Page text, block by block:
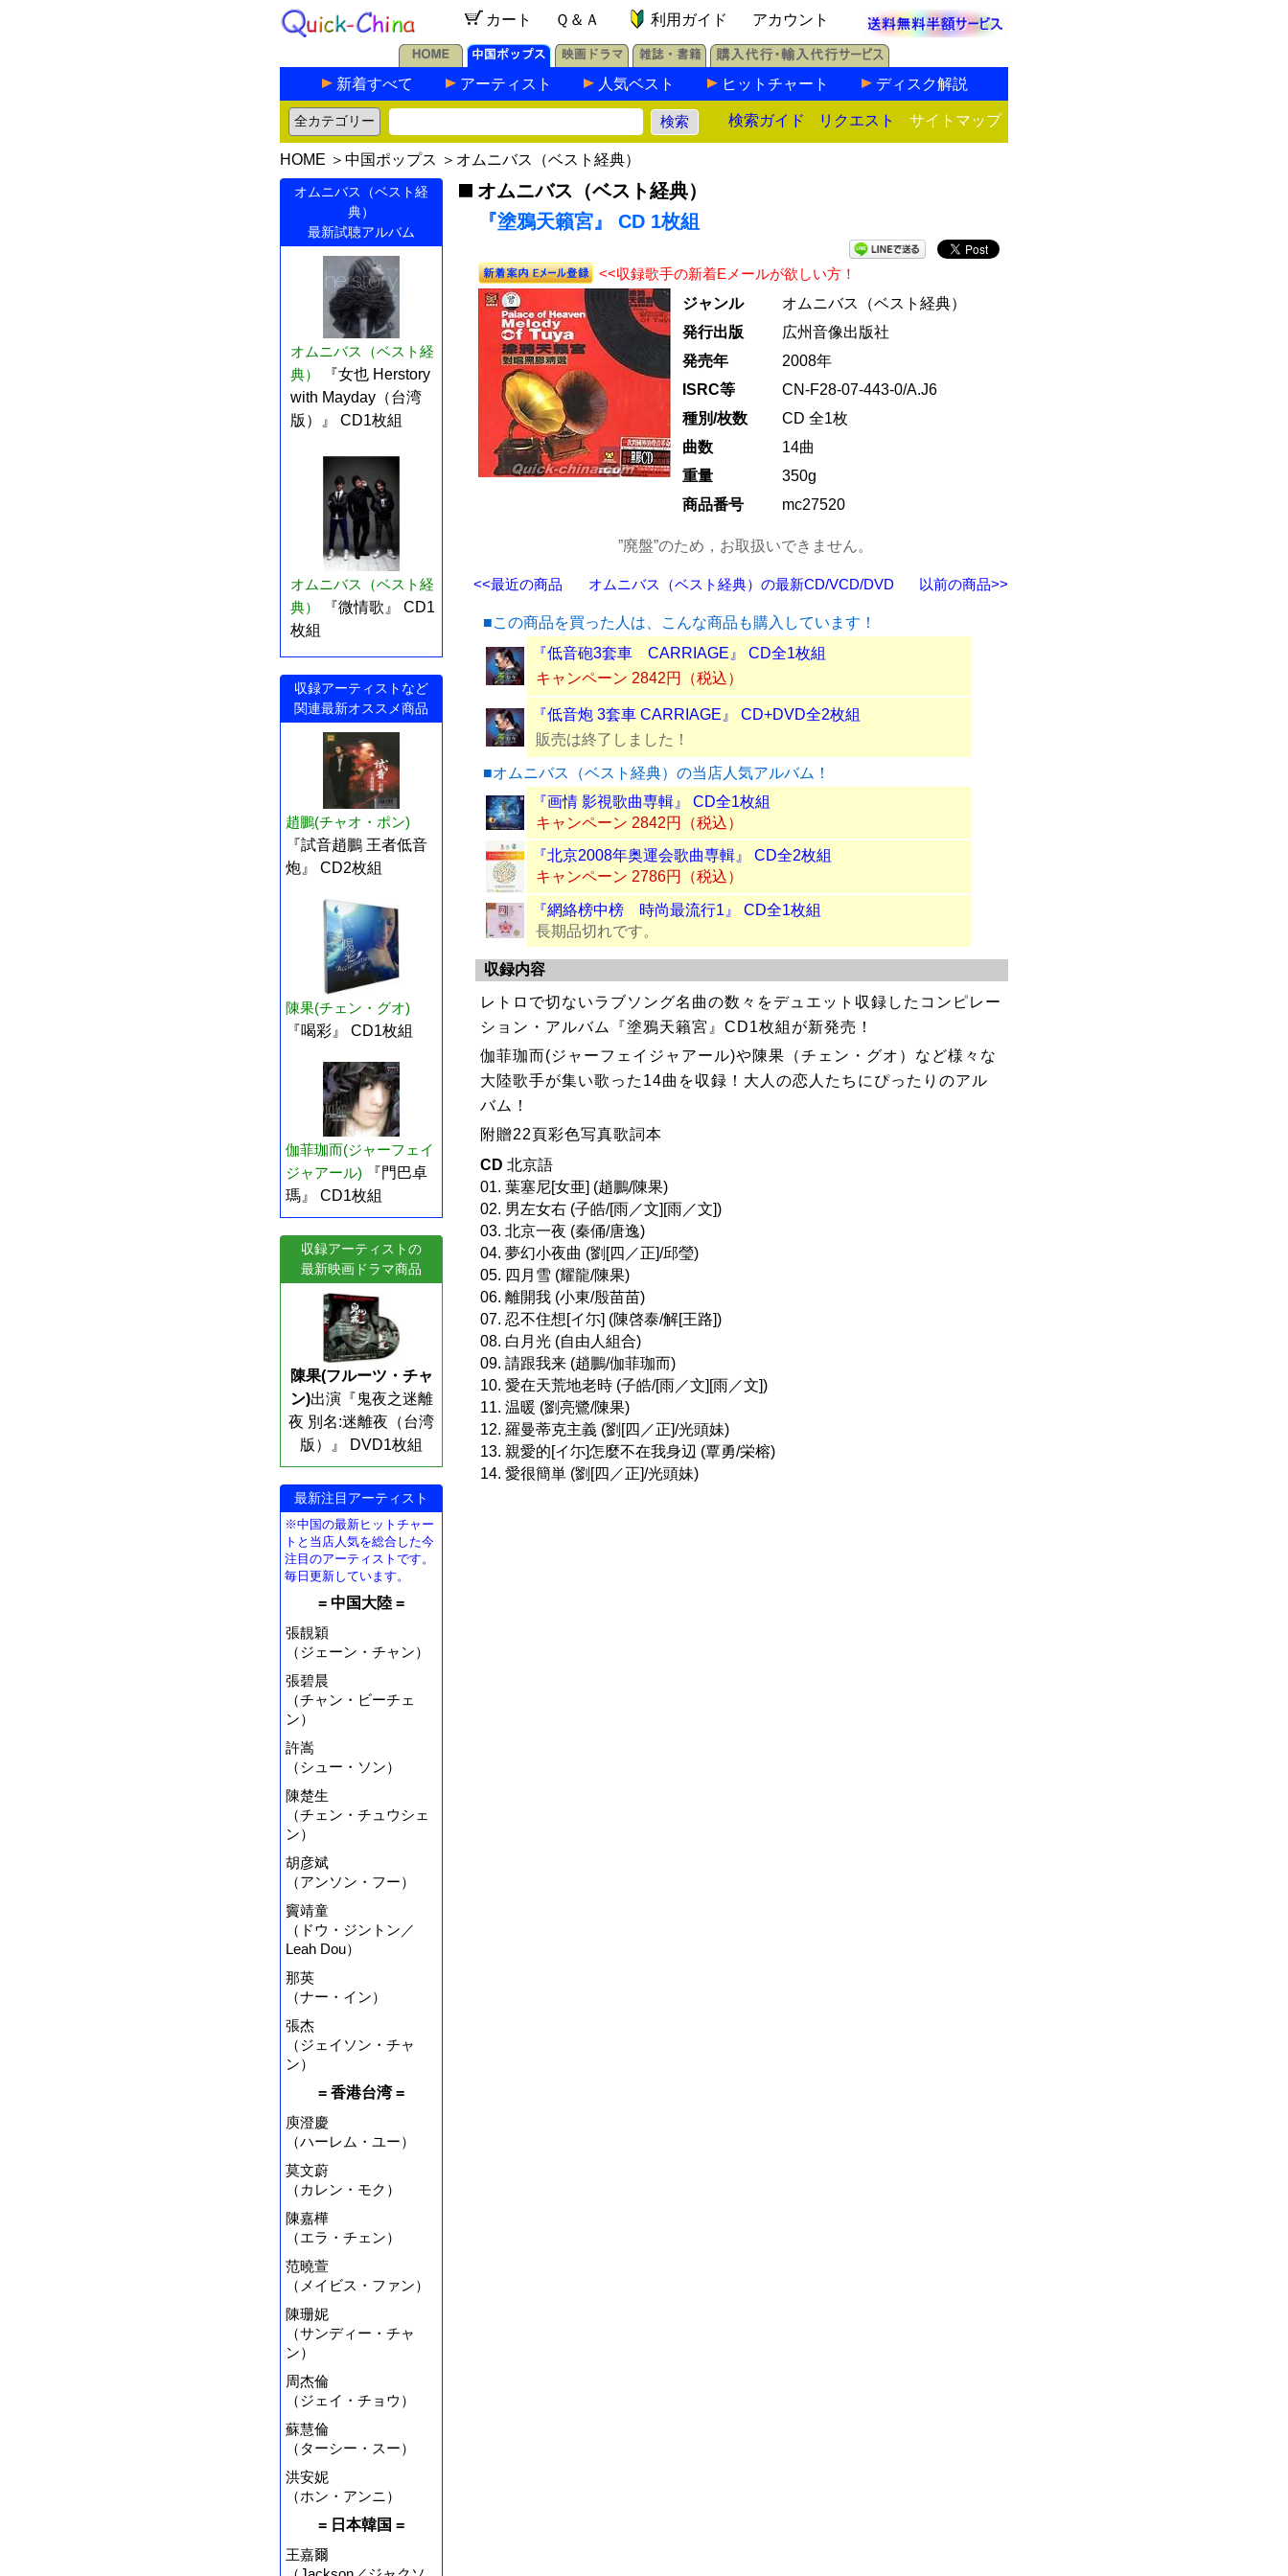
カート Ｑ＆Ａ 利用ガイド アカウント
新着すべて アーティスト 人気ベスト ヒットチャート ディスク解説
検索ガイド リクエスト サイトマップ
HOME ＞ 中国ポップス ＞ オムニバス（ベスト経典）
オムニバス（ベスト経
典）
最新試聴アルバム
オムニバス（ベスト経
典）
『女也 Herstory
with Mayday（台湾
版）』 CD1枚組
オムニバス（ベスト経
典）
『微情歌』 CD1
枚組
収録アーティストなど
関連最新オススメ商品
趙鵬(チャオ・ポン)
『試音趙鵬 王者低音
炮』 CD2枚組
陳果(チェン・グオ)
『喝彩』 CD1枚組
伽菲珈而(ジャーフェイ
ジャアール)
『門巴卓
瑪』 CD1枚組
収録アーティストの
最新映画ドラマ商品
陳果(フルーツ・チャ
ン)出演『鬼夜之迷離
夜 別名:迷離夜（台湾
版）』 DVD1枚組
最新注目アーティスト
※中国の最新ヒットチャー
トと当店人気を総合した今
注目のアーティストです。
毎日更新しています。
= 中国大陸 =
張靚穎
（ジェーン・チャン）
張碧晨
（チャン・ビーチェ
ン）
許嵩
（シュー・ソン）
陳楚生
（チェン・チュウシェ
ン）
胡彦斌
（アンソン・フー）
竇靖童
（ドウ・ジントン／
Leah Dou）
那英
（ナー・イン）
張杰
（ジェイソン・チャ
ン）
= 香港台湾 =
庾澄慶
（ハーレム・ユー）
莫文蔚
（カレン・モク）
陳嘉樺
（エラ・チェン）
范曉萱
（メイビス・ファン）
陳珊妮
（サンディー・チャ
ン）
周杰倫
（ジェイ・チョウ）
蘇慧倫
（ターシー・スー）
洪安妮
（ホン・アンニ）
= 日本韓国 =
王嘉爾
オムニバス（ベスト経典）
『塗鴉天籟宮』 CD 1枚組
<<収録歌手の新着Eメールが欲しい方！
ジャンル
オムニバス（ベスト経典）
発行出版
広州音像出版社
発売年
2008年
ISRC等
CN-F28-07-443-0/A.J6
種別/枚数
CD 全1枚
曲数
14曲
重量
350g
商品番号
mc27520
”廃盤”のため，お取扱いできません。
<<最近の商品 以前の商品>>
オムニバス（ベスト経典）の最新CD/VCD/DVD
■この商品を買った人は、こんな商品も購入しています！
『低音砲3套車 CARRIAGE』 CD全1枚組
キャンペーン 2842円（税込）
『低音炮 3套車 CARRIAGE』 CD+DVD全2枚組
販売は終了しました！
■オムニバス（ベスト経典）の当店人気アルバム！
『画情 影視歌曲専輯』 CD全1枚組
キャンペーン 2842円（税込）
『北京2008年奥運会歌曲専輯』 CD全2枚組
キャンペーン 2786円（税込）
『網絡榜中榜 時尚最流行1』 CD全1枚組
長期品切れです。
収録内容
レトロで切ないラブソング名曲の数々をデュエット収録したコンピレー
ション・アルバム『塗鴉天籟宮』CD1枚組が新発売！
伽菲珈而(ジャーフェイジャアール)や陳果（チェン・グオ）など様々な
大陸歌手が集い歌った14曲を収録！大人の恋人たちにぴったりのアル
バム！
附贈22頁彩色写真歌詞本
CD 北京語
01. 葉塞尼[女亜] (趙鵬/陳果)
02. 男左女右 (子皓/[雨／文][雨／文])
03. 北京一夜 (秦俑/唐逸)
04. 夢幻小夜曲 (劉[四／正]/邱瑩)
05. 四月雪 (耀龍/陳果)
06. 離開我 (小東/殷苗苗)
07. 忍不住想[イ尓] (陳啓泰/解[王路])
08. 白月光 (自由人組合)
09. 請跟我来 (趙鵬/伽菲珈而)
10. 愛在天荒地老時 (子皓/[雨／文][雨／文])
11. 温暖 (劉亮鷺/陳果)
12. 羅曼蒂克主義 (劉[四／正]/光頭妹)
13. 親愛的[イ尓]怎麼不在我身辺 (覃勇/栄榕)
14. 愛很簡単 (劉[四／正]/光頭妹)